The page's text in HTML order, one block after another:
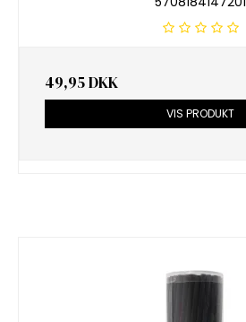
49,95 DKK
VIS PRODUKT